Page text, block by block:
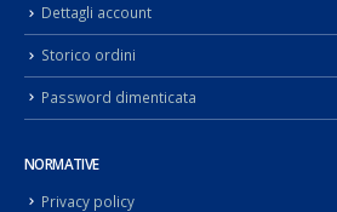
Dettagli account
Storico ordini
Password dimenticata
NORMATIVE
Privacy policy